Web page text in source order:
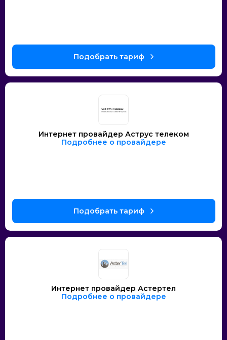
Интернет провайдер Аструс телеком
Подробнее о провайдере
Интернет провайдер Астертел
Подробнее о провайдере